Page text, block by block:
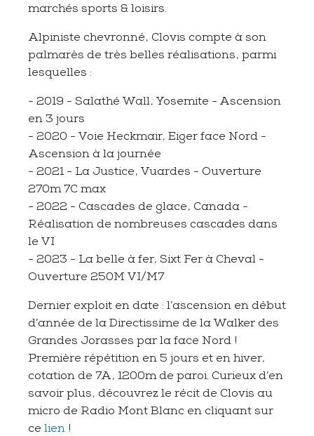
marchés sports & loisirs.
Alpiniste chevronné, Clovis compte à son
palmarès de très belles réalisations, parmi
lesquelles :
- 2019 - Salathé Wall, Yosemite - Ascension
en 3 jours
- 2020 - Voie Heckmair, Eiger face Nord -
Ascension à la journée
- 2021 - La Justice, Vuardes - Ouverture
270m 7C max
- 2022 - Cascades de glace, Canada -
Réalisation de nombreuses cascades dans
le VI
- 2023 - La belle à fer, Sixt Fer à Cheval -
Ouverture 250M VI/M7
Dernier exploit en date : l’ascension en début
d’année de la Directissime de la Walker des
Grandes Jorasses par la face Nord !
Première répétition en 5 jours et en hiver,
cotation de 7A, 1200m de paroi. Curieux d’en
savoir plus, découvrez le récit de Clovis au
micro de Radio Mont Blanc en cliquant sur
ce lien !